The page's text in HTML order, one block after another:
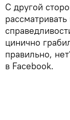
С другой
цинично
правильно,
в Facebook.